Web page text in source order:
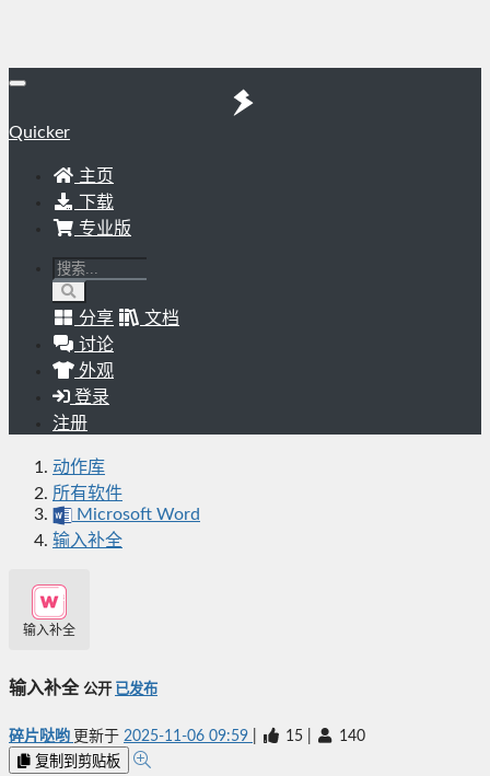
Quicker
主页
下载
专业版
分享
文档
讨论
外观
登录
注册
动作库
所有软件
Microsoft Word
输入补全
输入补全
输入补全 公开 已发布
碎片哒哟 更新于 2025-11-06 09:59 15 140
复制到剪贴板